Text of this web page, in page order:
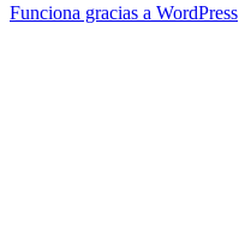
Funciona gracias a WordPress